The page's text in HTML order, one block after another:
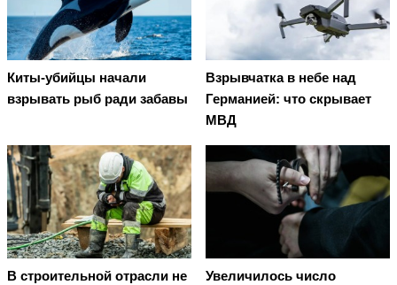
Киты-убийцы начали
взрывать рыб ради забавы
Взрывчатка в небе над
Германией: что скрывает
МВД
В строительной отрасли не
Увеличилось число